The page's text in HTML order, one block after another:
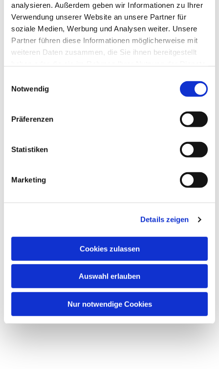
analysieren. Außerdem geben wir Informationen zu Ihrer
Verwendung unserer Website an unsere Partner für
soziale Medien, Werbung und Analysen weiter. Unsere
Partner führen diese Informationen möglicherweise mit
weiteren Daten zusammen, die Sie ihnen bereitgestellt
Notwendig
Präferenzen
Statistiken
Marketing
Details zeigen
Cookies zulassen
Auswahl erlauben
Nur notwendige Cookies